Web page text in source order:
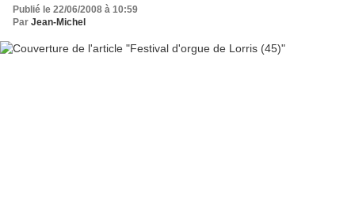
Publié le 22/06/2008 à 10:59
Par Jean-Michel